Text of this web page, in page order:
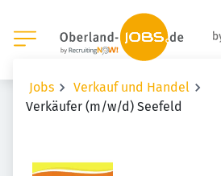
Jobs
Verkauf und Handel
Verkäufer (m/w/d) Seefeld